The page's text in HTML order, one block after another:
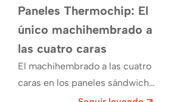
Paneles Thermochip: El
único machihembrado a
las cuatro caras
El machihembrado a las cuatro
caras en los paneles sándwich
representa un avance